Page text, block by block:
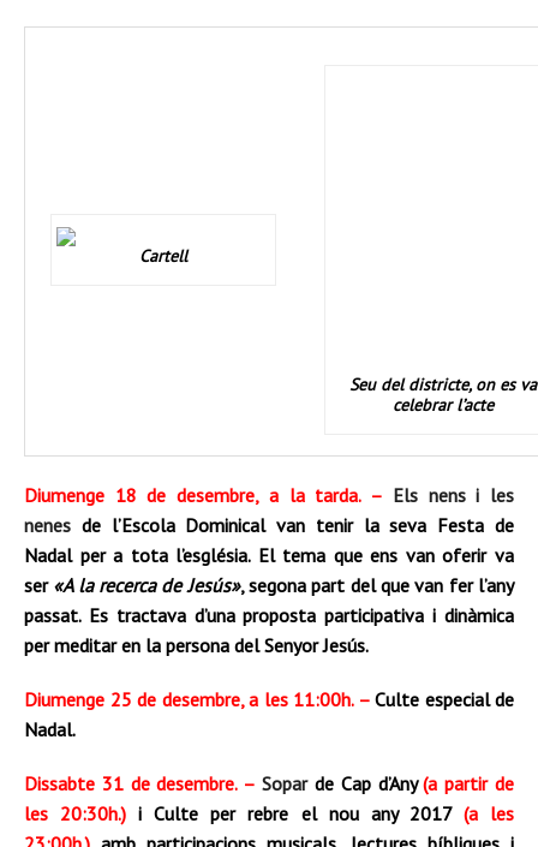
Cartell
Seu del districte, on es va
celebrar l’acte
Diumenge 18 de desembre, a la tarda. – Els nens i les
nenes de l’Escola Dominical van tenir la seva Festa de
Nadal per a tota l’església. El tema que ens van oferir va
ser «A la recerca de Jesús», segona part del que van fer l’any
passat. Estractava d’una proposta participativa i dinàmica
per meditar en la persona del Senyor Jesús.
Diumenge 25 de desembre, a les 11:00h. – Culte especial de
Nadal.
Dissabte 31 de desembre. – Soparde Cap d’Any (a partir de
les 20:30h.) i Culte per rebre el nou any 2017 (a les